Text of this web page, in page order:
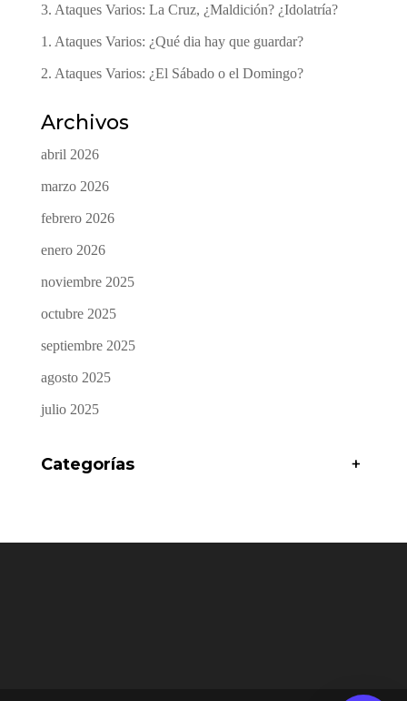
3. Ataques Varios: La Cruz, ¿Maldición? ¿Idolatría?
1. Ataques Varios: ¿Qué dia hay que guardar?
2. Ataques Varios: ¿El Sábado o el Domingo?
Archivos
abril 2026
marzo 2026
febrero 2026
enero 2026
noviembre 2025
octubre 2025
septiembre 2025
agosto 2025
julio 2025
Categorías +